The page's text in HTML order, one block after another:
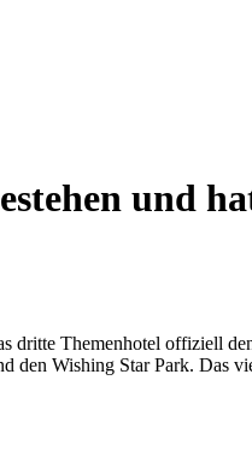
und
dritte Themenhotel offiziell
Wishing Star Park. Das